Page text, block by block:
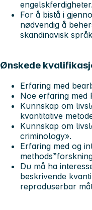
engelskferdigheter.
For å bistå i
nødvendig å
skandinavisk
Ønskede
Erfaring med
Noe erfaring med
Kunnskap om
kvantitative
Kunnskap om
criminology».
Erfaring med og
Du må ha
beskrivende
reproduserbar